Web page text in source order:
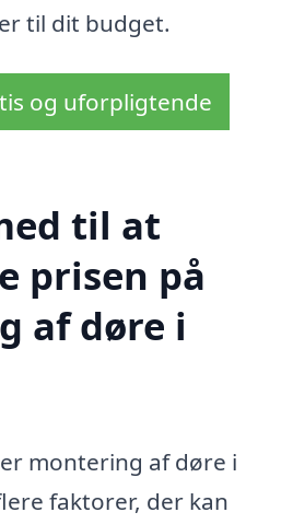
til dit budget.
og uforpligtende
til at
prisen på
af døre i
montering af døre i
faktorer, der kan